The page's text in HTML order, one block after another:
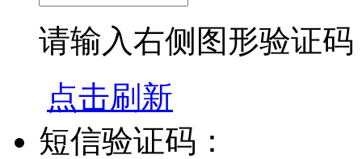
请输入右侧图形验证码
点击刷新
短信验证码：